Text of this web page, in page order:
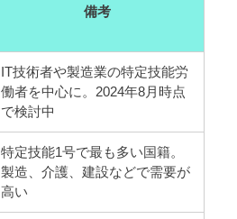
備考
IT技術者や製造業の特定技能労
働者を中心に。2024年8月時点
で検討中
特定技能1号で最も多い国籍。
製造、介護、建設などで需要が
高い